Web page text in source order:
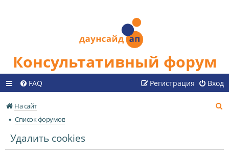
Консультативный форум
FAQ Вход
Регистрация
На сайт
Список форумов
Удалить cookies